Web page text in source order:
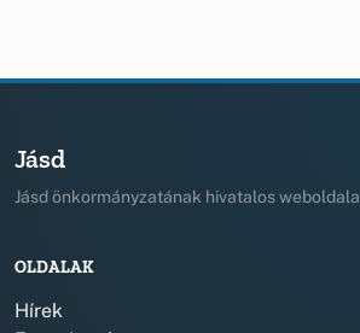
Jásd
Jásd önkormányzatának hivatalos weboldala
OLDALAK
Hírek